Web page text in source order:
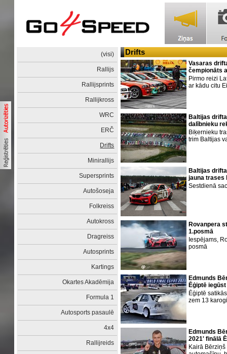
(visi)
Rallijs
Rallijsprints
Rallijkross
WRC
ERČ
Drifts
Minirallijs
Supersprints
Autošoseja
Folkreiss
Autokross
Dragreiss
Autosprints
Kartings
Okartes Akadēmija
Formula 1
Autosports pasaulē
4x4
Rallijreids
Drifts
Vasaras
čempionāts
Pirmo reizi
ar kādu citu
Baltijas
dalībnieku
Biķernieku
trim Baltijas
Baltijas
jauna trases
Sestdienā
Rovanpera
1.posmā
Iespējams,
posmā
Edmunds
Ēģiptē
Ēģiptē
zem 13
Edmunds
2021' finālā
Kairā